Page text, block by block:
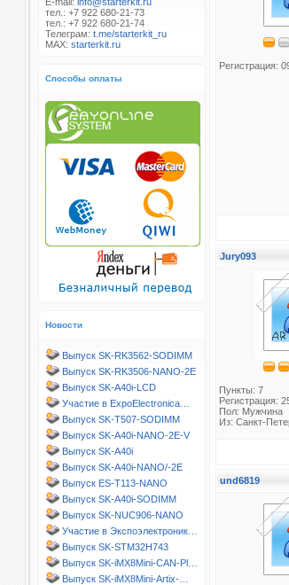
тел.: +7 922 680-21-73
тел.: +7 922 680-21-74
Телеграм: t.me/starterkit_ru
MAX: starterkit.ru
Способы оплаты
Новости
Выпуск SK-RK3562-SODIMM
Выпуск SK-RK3506-NANO-2E
Выпуск SK-A40i-LCD
Участие в ExpoElectronica…
Выпуск SK-T507-SODIMM
Выпуск SK-A40i-NANO-2E-V
Выпуск SK-A40i
Выпуск SK-A40i-NANO/-2E
Выпуск ES-T113-NANO
Выпуск SK-A40i-SODIMM
Выпуск SK-NUC906-NANO
Участие в Экспоэлектроник…
Выпуск SK-STM32H743
Выпуск SK-iMX8Mini-CAN-Pl…
Выпуск SK-iMX8Mini-Artix-…
Регистрация:
Jury093
Пункты: 7
Регистрация:
Пол: Мужчина
Из: Санкт-
und6819